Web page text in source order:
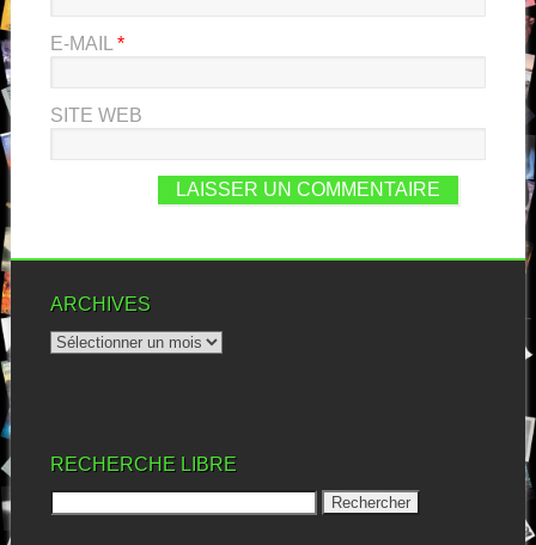
E-MAIL *
SITE WEB
ARCHIVES
RECHERCHE LIBRE